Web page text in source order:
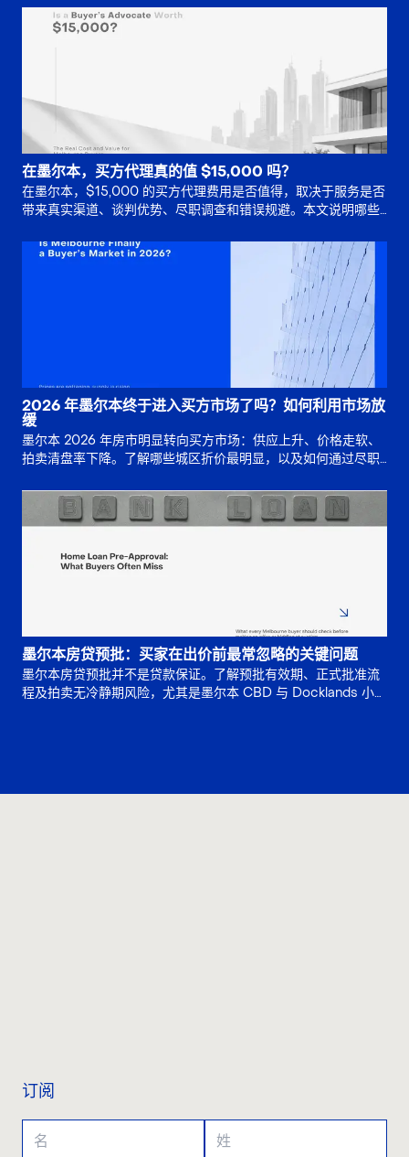
在墨尔本，买方代理真的值 $15,000 吗？
在墨尔本，$15,000 的买方代理费用是否值得，取决于服务是否
带来真实渠道、谈判优势、尽职调查和错误规避。本文说明哪些
2026 年墨尔本终于进入买方市场了吗？如何利用市场放
缓
墨尔本 2026 年房市明显转向买方市场：供应上升、价格走软、
拍卖清盘率下降。了解哪些城区折价最明显，以及如何通过尽职
墨尔本房贷预批：买家在出价前最常忽略的关键问题
墨尔本房贷预批并不是贷款保证。了解预批有效期、正式批准流
程及拍卖无冷静期风险，尤其是墨尔本 CBD 与 Docklands 小户
订阅